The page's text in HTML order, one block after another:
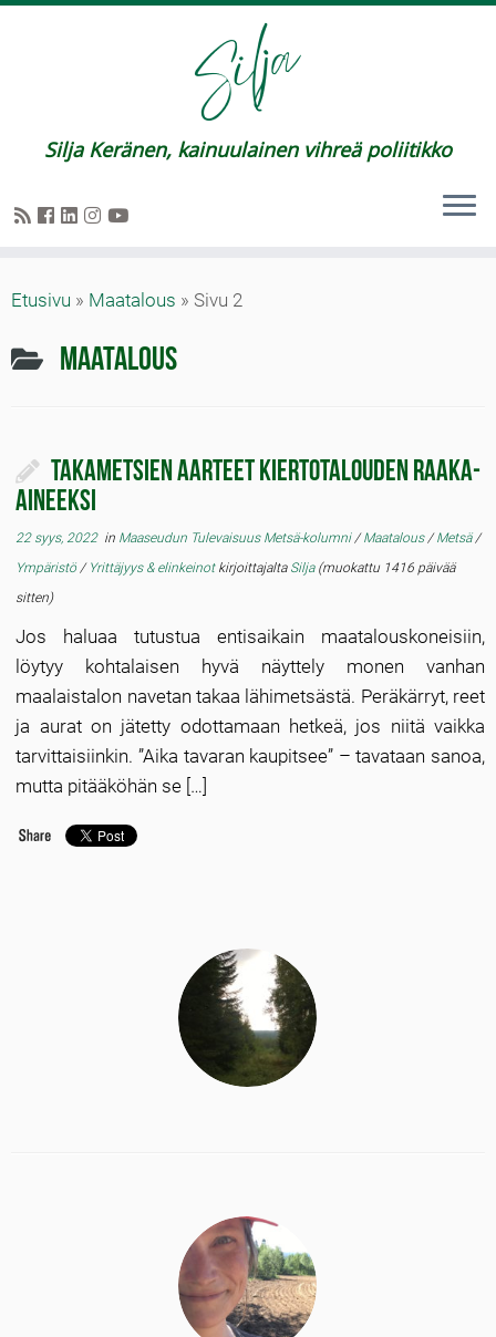
Silja Keränen, kainuulainen vihreä poliitikko
Etusivu » Maatalous » Sivu 2
Maatalous
Takametsien aarteet kiertotalouden raaka-
aineeksi
22 syys, 2022in Maaseudun Tulevaisuus Metsä-kolumni/Maatalous/Metsä/
Ympäristö/ Yrittäjyys & elinkeinot kirjoittajalta Silja(muokattu 1416 päivää
sitten)
Jos haluaa tutustua entisaikain maatalouskoneisiin,
löytyy kohtalaisen hyvä näyttely monen vanhan
maalaistalon navetan takaa lähimetsästä. Peräkärryt, reet
ja aurat on jätetty odottamaan hetkeä, jos niitä vaikka
tarvittaisiinkin. ”Aika tavaran kaupitsee” – tavataan sanoa,
mutta pitääköhän se […]